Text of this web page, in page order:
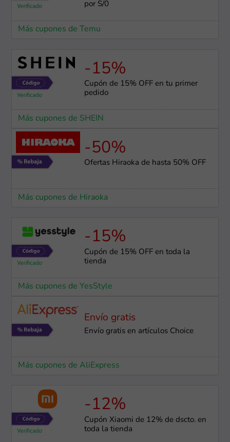
por S/0
Más cupones de Temu
-15%
Cupón de 15% OFF en tu primer
pedido
Más cupones de SHEIN
-50%
Ofertas Hiraoka de hasta 50% OFF
Más cupones de Hiraoka
-15%
Cupón de 15% OFF en toda la
tienda
Más cupones de YesStyle
Envío gratis
Envío gratis en artículos Choice
Más cupones de AliExpress
-12%
Cupón Xiaomi de 12% de dscto. en
toda la tienda